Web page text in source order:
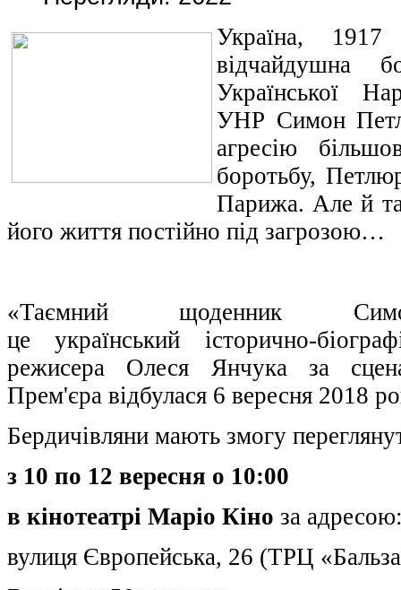
Україна,
відчайдушна
Української
УНР Симон
агресію
боротьбу,
Парижа. Але й
його життя постійно під загрозою…
«Таємний щоденник
це український історично-
режисера Олеся Янчука за
Прем'єра відбулася 6 вересня 2018
Бердичівляни мають змогу
з 10 по 12 вересня о 10:00
в кінотеатрі Маріо Кіно за
вулиця Європейська, 26 (ТРЦ